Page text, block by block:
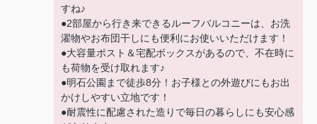
すね♪
●2部屋から行き来できるルーフバルコニーは、お洗
濯物やお布団干しにも便利にお使いいただけます！
●大容量ポスト＆宅配ボックスがあるので、不在時に
も荷物を受け取れます♪
●明石公園まで徒歩8分！お子様との外遊びにもお出
かけしやすい立地です！
●耐震性に配慮された造りで毎日の暮らしにも安心感